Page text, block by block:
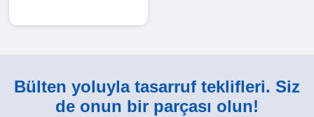
Bülten yoluyla tasarruf teklifleri. Siz
de onun bir parçası olun!